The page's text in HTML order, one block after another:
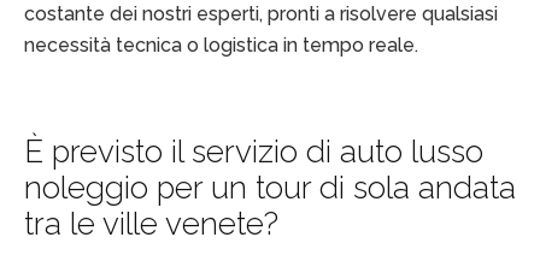
costante dei nostri esperti, pronti a risolvere qualsiasi
necessità tecnica o logistica in tempo reale.
È previsto il servizio di auto lusso
noleggio per un tour di sola andata
tra le ville venete?